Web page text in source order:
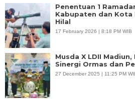
Penentuan 1
Kabupaten dan Kota
Hilal
17 February 2026 | 8:18 PM WIB
Musda X LDII
Sinergi Ormas dan
27 December 2025 | 11:25 PM